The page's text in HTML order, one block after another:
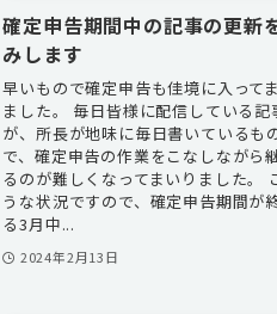
確定申告期間中の記事の更新
みします
早いもので確定申告も佳境に入って
ました。 毎日皆様に配信している記
が、所長が地味に毎日書いているも
で、確定申告の作業をこなしながら
るのが難しくなってまいりました。
うな状況ですので、確定申告期間が
る3月中...
2024年2月13日